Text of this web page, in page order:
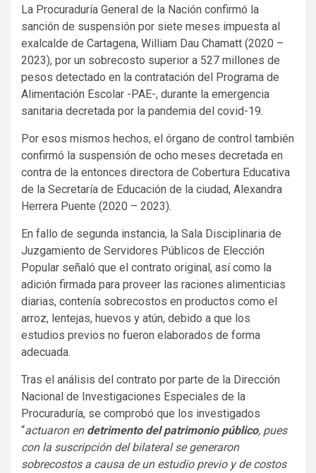
La Procuraduría General de la Nación confirmó la
sanción de suspensión por siete meses impuesta al
exalcalde de Cartagena, William Dau Chamatt (2020 –
2023), por un sobrecosto superior a 527 millones de
pesos detectado en la contratación del Programa de
Alimentación Escolar -PAE-, durante la emergencia
sanitaria decretada por la pandemia del covid-19.
Por esos mismos hechos, el órgano de control también
confirmó la suspensión de ocho meses decretada en
contra de la entonces directora de Cobertura Educativa
de la Secretaría de Educación de la ciudad, Alexandra
Herrera Puente (2020 – 2023).
En fallo de segunda instancia, la Sala Disciplinaria de
Juzgamiento de Servidores Públicos de Elección
Popular señaló que el contrato original, así como la
adición firmada para proveer las raciones alimenticias
diarias, contenía sobrecostos en productos como el
arroz, lentejas, huevos y atún, debido a que los
estudios previos no fueron elaborados de forma
adecuada.
Tras el análisis del contrato por parte de la Dirección
Nacional de Investigaciones Especiales de la
Procuraduría, se comprobó que los investigados
“actuaron en detrimento del patrimonio público, pues
con la suscripción del bilateral se generaron
sobrecostos a causa de un estudio previo y de costos